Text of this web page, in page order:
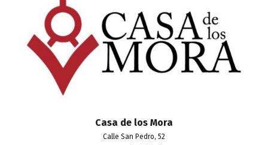
Casa de los Mora
Calle San Pedro, 52